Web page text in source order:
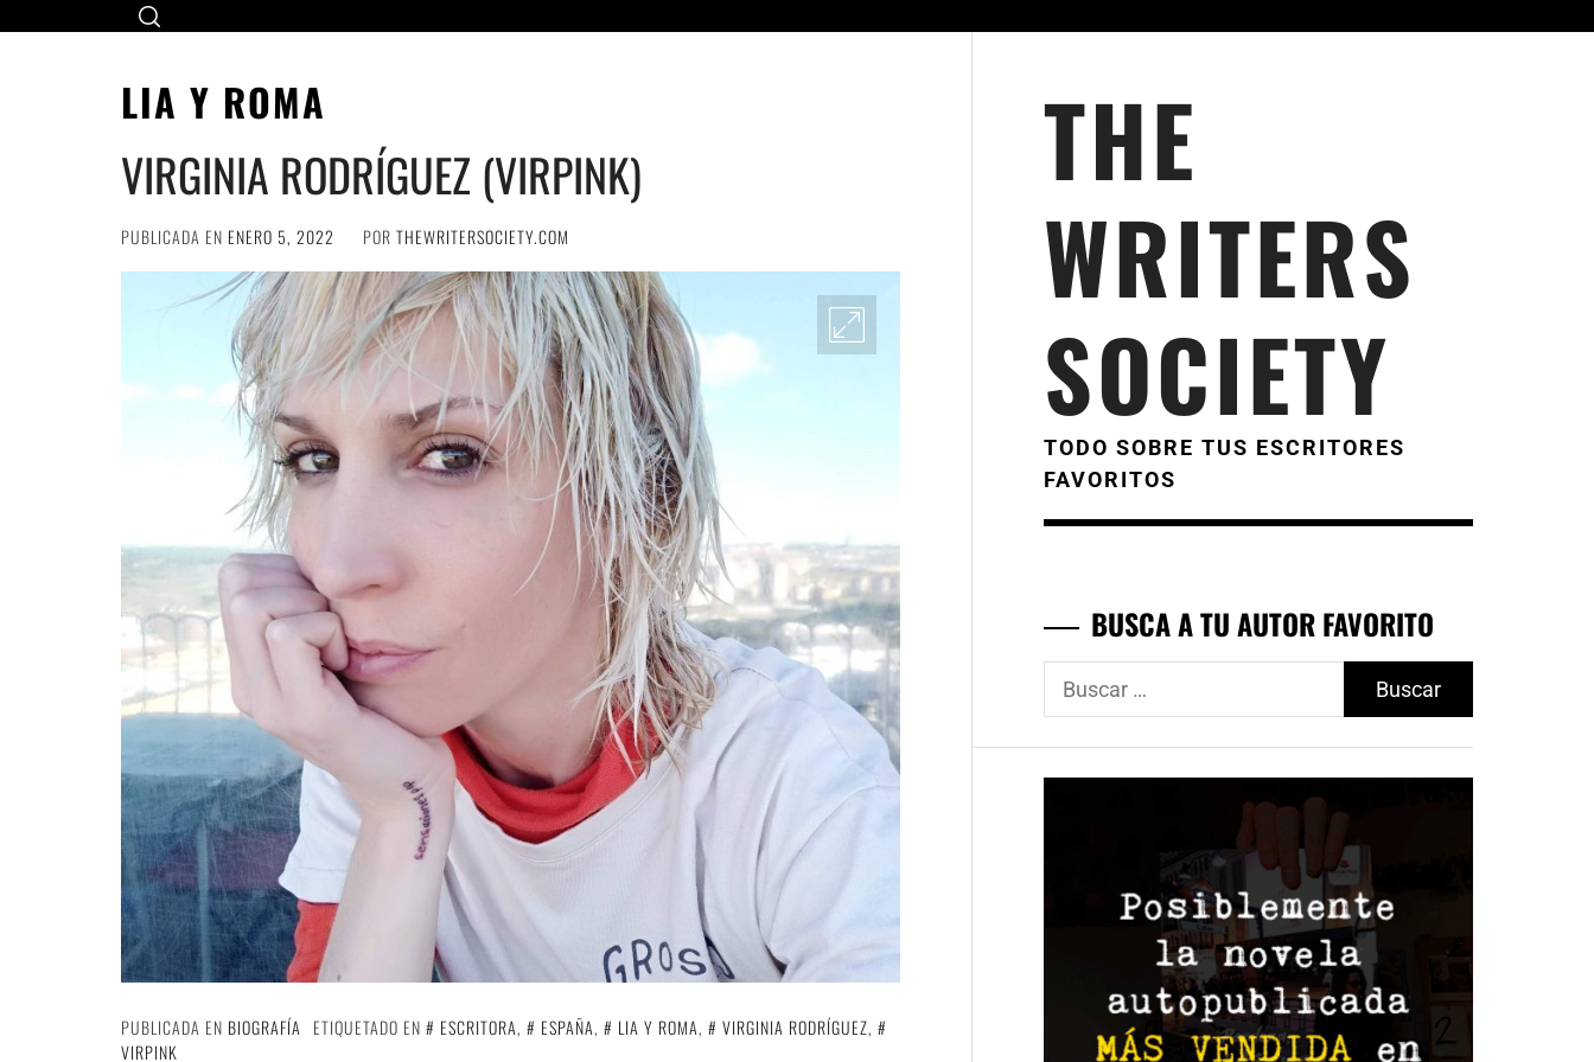
LIA Y ROMA
VIRGINIA RODRÍGUEZ (VIRPINK)
PUBLICADA EN ENERO 5, 2022 POR THEWRITERSOCIETY.COM
PUBLICADA EN BIOGRAFÍA ETIQUETADO EN ESCRITORA, ESPAÑA, LIA Y ROMA, VIRGINIA RODRÍGUEZ,
VIRPINK
THE
WRITERS
SOCIETY
TODO SOBRE TUS ESCRITORES
FAVORITOS
BUSCA A TU AUTOR FAVORITO
Buscar: